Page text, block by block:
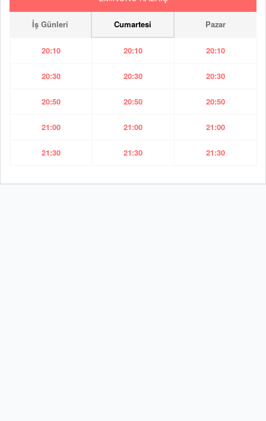
İş Günleri Cumartesi Pazar
20:10 20:10 20:10
20:30 20:30 20:30
20:50 20:50 20:50
21:00 21:00 21:00
21:30 21:30 21:30